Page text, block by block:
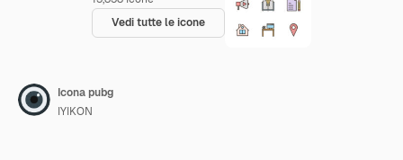
Vedi tutte le icone
Icona pubg
IYIKON